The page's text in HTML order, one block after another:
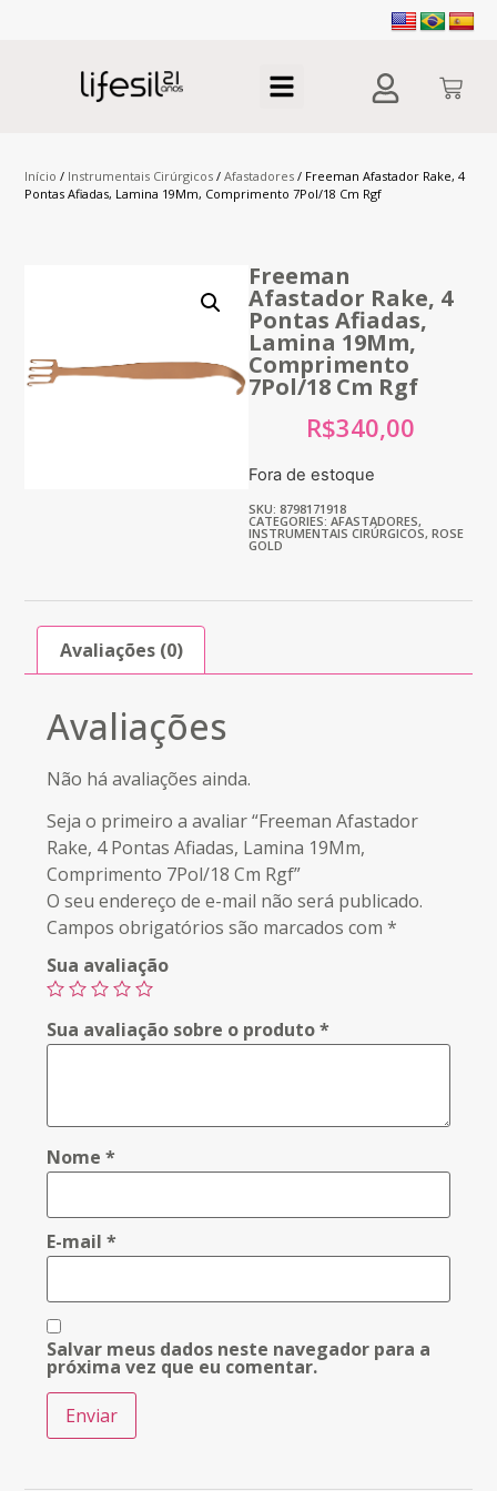
Início / Instrumentais Cirúrgicos /Afastadores / Freeman Afastador Rake, 4
Pontas Afiadas, Lamina 19Mm, Comprimento 7Pol/18 Cm Rgf
Freeman
Afastador Rake, 4
Pontas Afiadas,
Lamina 19Mm,
Comprimento
7Pol/18 Cm Rgf
R$340,00
Fora de estoque
SKU: 8798171918
CATEGORIES: AFASTADORES,
INSTRUMENTAIS CIRÚRGICOS, ROSE
GOLD
Avaliações (0)
Avaliações
Não há avaliações ainda.
Seja o primeiro a avaliar “Freeman Afastador
Rake, 4 Pontas Afiadas, Lamina 19Mm,
Comprimento 7Pol/18 Cm Rgf”
O seu endereço de e-mail não será publicado.
Campos obrigatórios são marcados com*
Sua avaliação
Sua avaliação sobre o produto*
Nome*
E-mail*
Salvar meus dados neste navegador para a
próxima vez que eu comentar.